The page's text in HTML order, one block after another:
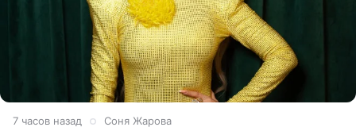
7 часов назад Соня Жарова